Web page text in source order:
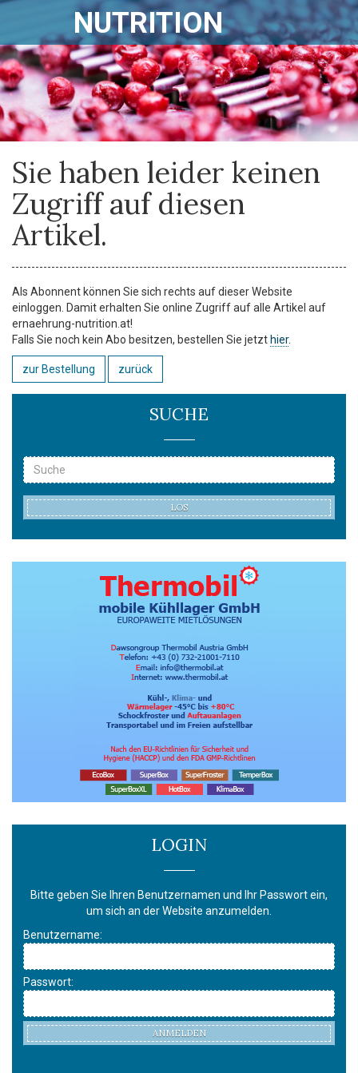
NUTRITION
Sie haben leider keinen
Zugriff auf diesen
Artikel.
Als Abonnent können Sie sich rechts auf dieser Website
einloggen. Damit erhalten Sie online Zugriff auf alle Artikel auf
ernaehrung-nutrition.at!
Falls Sie noch kein Abo besitzen, bestellen Sie jetzt hier.
zur Bestellung zurück
SUCHE
LOS
LOGIN
Bitte geben Sie Ihren Benutzernamen und Ihr Passwort ein,
um sich an der Website anzumelden.
Benutzername:
Passwort:
ANMELDEN